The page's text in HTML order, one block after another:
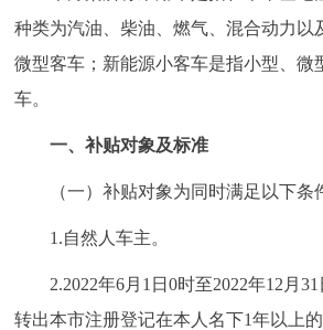
种类为汽油、柴油、燃气、混合动力以
微型客车；新能源小客车是指小型、微
车。
一、补贴对象及标准
（一）补贴对象为同时满足以下条
1.自然人车主。
2.2022年6月1日0时至2022年12月31
转出本市注册登记在本人名下1年以上